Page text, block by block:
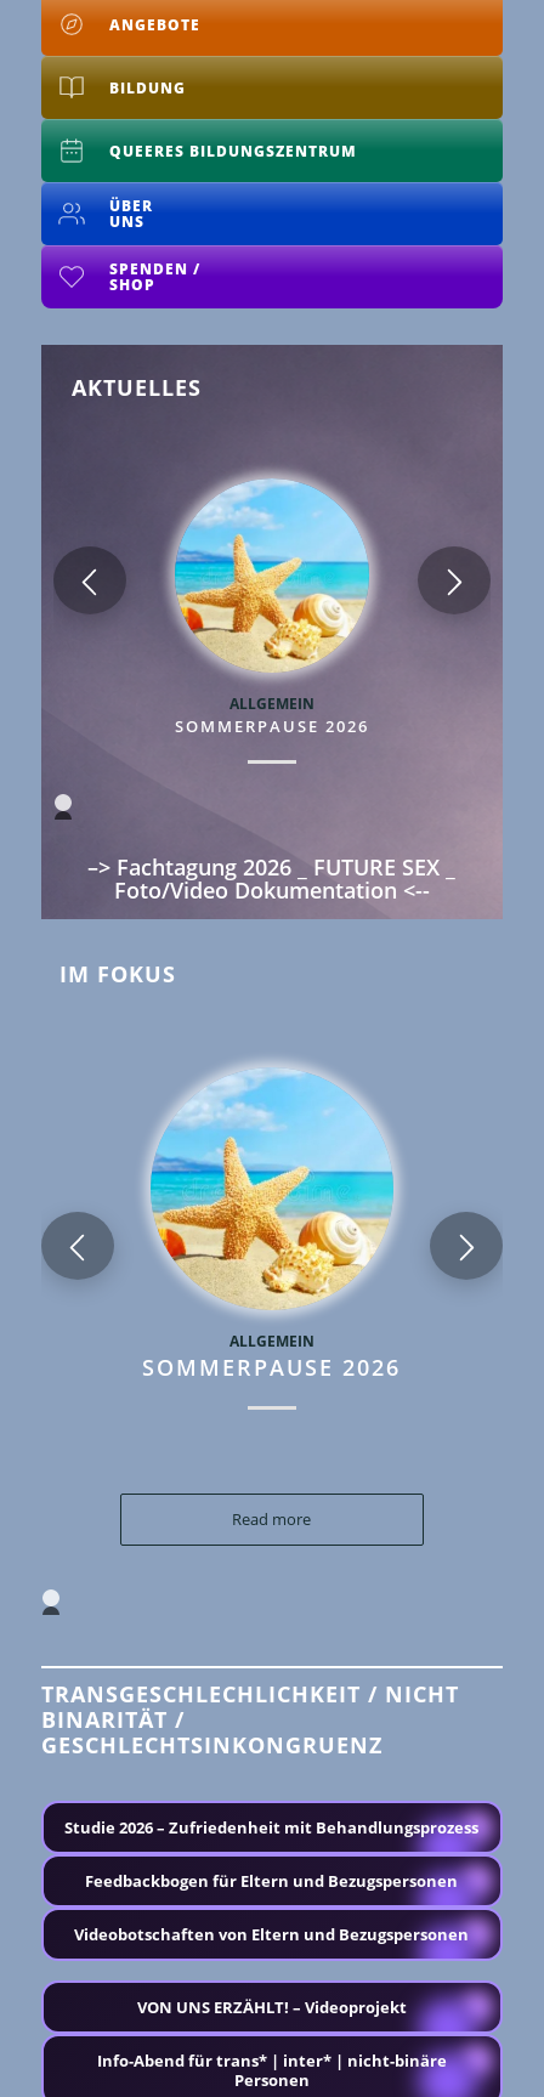
ANGEBOTE
BILDUNG
QUEERES BILDUNGS­ZENTRUM
ÜBER
UNS
SPENDEN /
SHOP
AKTUELLES
ALLGEMEIN
SOMMERPAUSE 2026
4
5
–> Fachtagung 2026 _ FUTURE SEX _
Foto/Video Dokumentation <--
IM FOKUS
ALLGEMEIN
SOMMERPAUSE 2026
Read more
4
6
7
8
9
12
14
15
17
19
20
22
23
24
25
26
27
28
TRANSGESCHLECHLICHKEIT / NICHT
BINARITÄT /
GESCHLECHTSINKONGRUENZ
Studie 2026 – Zufriedenheit mit Behandlungsprozess
Feedbackbogen für Eltern und Bezugspersonen
Videobotschaften von Eltern und Bezugspersonen
VON UNS ERZÄHLT! – Videoprojekt
Info-Abend für trans* | inter* | nicht-binäre
Personen